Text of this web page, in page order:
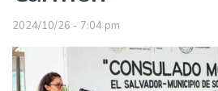
2024/10/26 - 7:04 pm